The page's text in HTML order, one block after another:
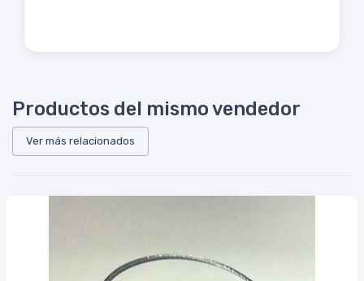
Productos del mismo vendedor
Ver más relacionados